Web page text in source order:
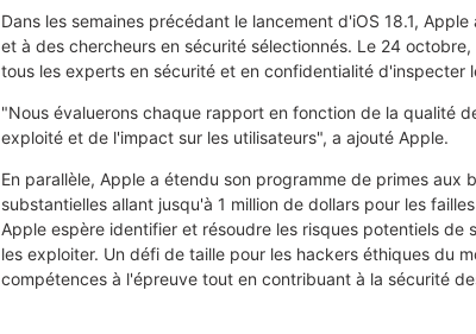
Dans les semaines précédant le lancement d'iOS 18.1,
et à des chercheurs en sécurité sélectionnés. Le 24
tous les experts en sécurité et en confidentialité d'inspecter
"Nous évaluerons chaque rapport en fonction de la qualité
exploité et de l'impact sur les utilisateurs", a ajouté Apple.
En parallèle, Apple a étendu son programme de primes aux
substantielles allant jusqu'à 1 million de dollars pour les
Apple espère identifier et résoudre les risques potentiels
les exploiter. Un défi de taille pour les hackers éthiques du
compétences à l'épreuve tout en contribuant à la sécurité